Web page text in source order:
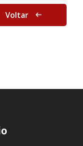
Voltar